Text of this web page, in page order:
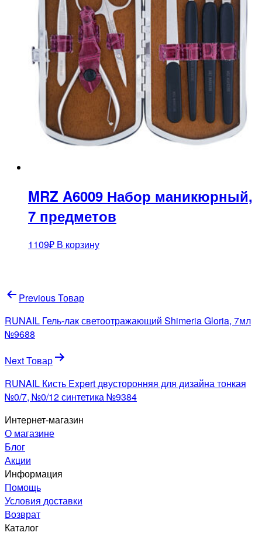
MRZ A6009 Набор маникюрный,
7 предметов
1109₽ В корзину
Навигация
по
записям
Previous Товар
RUNAIL Гель-лак светоотражающий Shimeria Gloria, 7мл
№9688
Next Товар
RUNAIL Кисть Expert двусторонняя для дизайна тонкая
№0/7, №0/12 синтетика №9384
Интернет-магазин
О магазине
Блог
Акции
Информация
Помощь
Условия доставки
Возврат
Каталог